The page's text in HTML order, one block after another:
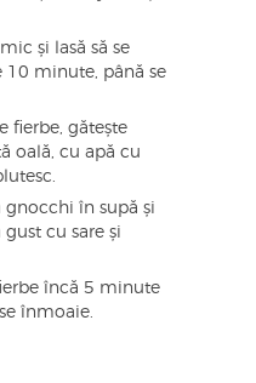
și lasă să se
10 minute, până se
fierbe, gătește
oală, cu apă cu
gnocchi în supă și
cu sare și
încă 5 minute
înmoaie.